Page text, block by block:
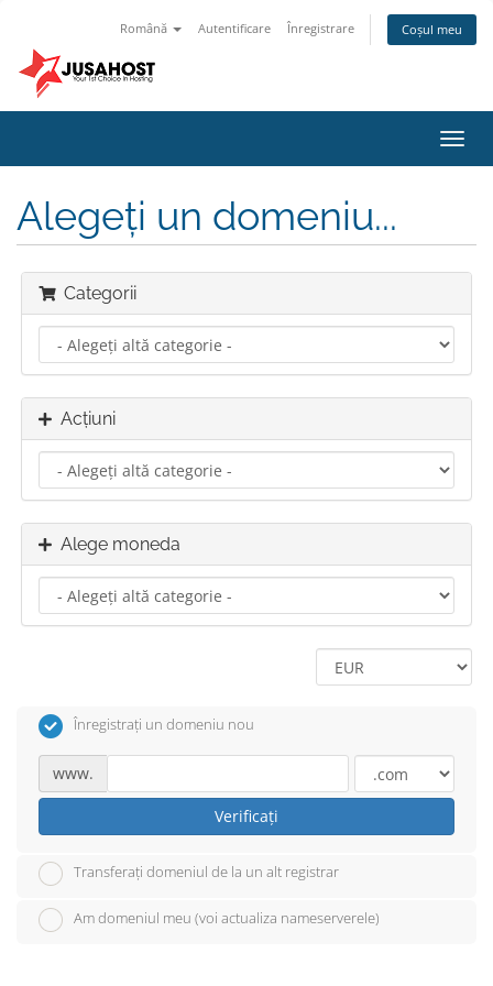
Română Autentificare Înregistrare Coșul meu
Alegeți un domeniu...
Categorii
Acțiuni
Alege moneda
Înregistrați un domeniu nou
www.
Verificați
Transferați domeniul de la un alt registrar
Am domeniul meu (voi actualiza nameserverele)